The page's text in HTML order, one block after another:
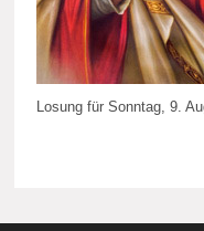
Losung für Sonntag, 9.